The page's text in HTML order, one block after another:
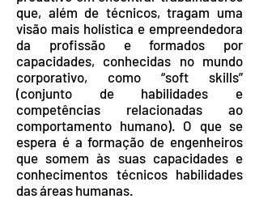
que, além de técnicos, tragam uma
visão mais holística e empreendedora
da profissão e formados por
capacidades, conhecidas no mundo
corporativo, como “soft skills”
(conjunto de habilidades e
competências relacionadas ao
comportamento humano). O que se
espera é a formação de engenheiros
que somem às suas capacidades e
conhecimentos técnicos habilidades
das áreas humanas.